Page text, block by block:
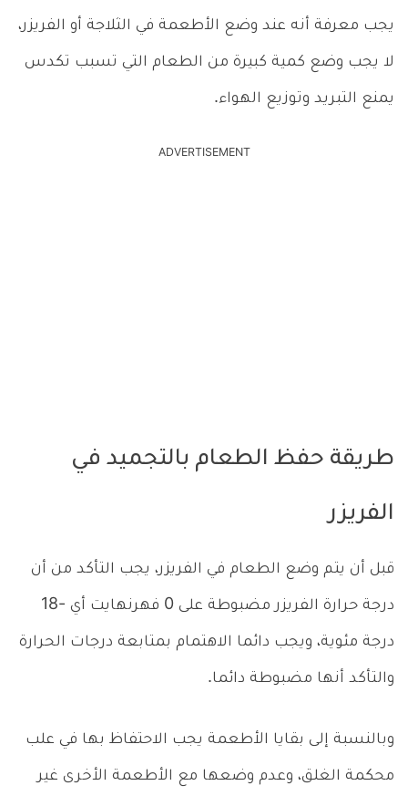
يجب معرفة أنه عند وضع الأطعمة في الثلاجة أو الفريزر،
لا يجب وضع كمية كبيرة من الطعام التي تسبب تكدس
يمنع التبريد وتوزيع الهواء.
ADVERTISEMENT
طريقة حفظ الطعام بالتجميد في
الفريزر
قبل أن يتم وضع الطعام في الفريزر، يجب التأكد من أن
درجة حرارة الفريزر مضبوطة على 0 فهرنهايت أي -18
درجة مئوية، ويجب دائما الاهتمام بمتابعة درجات الحرارة
والتأكد أنها مضبوطة دائما.
وبالنسبة إلى بقايا الأطعمة يجب الاحتفاظ بها في علب
محكمة الغلق، وعدم وضعها مع الأطعمة الأخرى غير